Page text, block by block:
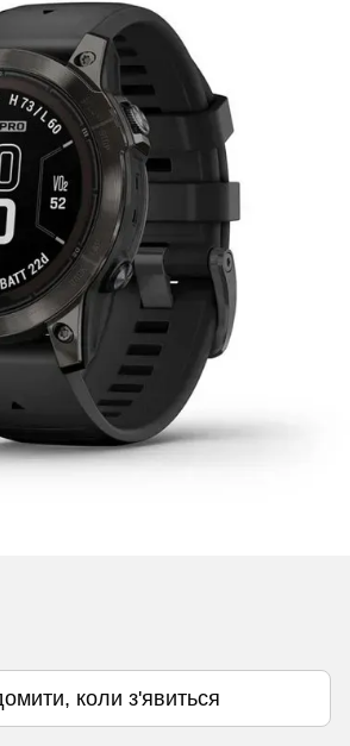
коли з'явиться